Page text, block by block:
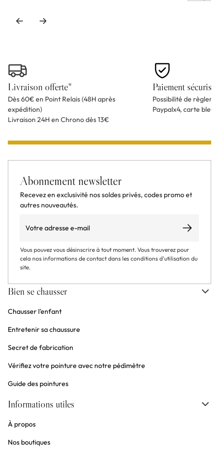
Livraison offerte*
Dès 60€ en Point Relais (48H après
expédition)
Livraison 24H en Chrono dès 13€
Paiement sécurisé
Possibilité de
Paypalx4, carte
Abonnement newsletter
Recevez en exclusivité nos soldes privés, codes promo et
autres nouveautés.
S’abonner
Vous pouvez vous désinscrire à tout moment. Vous trouverez pour
cela nos informations de contact dans les conditions d'utilisation du
site.
Bien se chausser
Chausser l'enfant
Entretenir sa chaussure
Secret de fabrication
Vérifiez votre pointure avec notre pédimètre
Guide des pointures
Informations utiles
À propos
Nos boutiques